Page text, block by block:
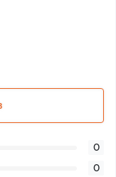
0
0